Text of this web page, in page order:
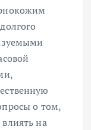
о том,
на